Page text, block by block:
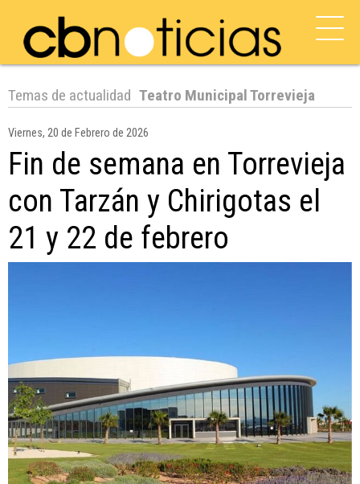
Temas de actualidad Teatro Municipal Torrevieja
Viernes, 20 de Febrero de 2026
Fin de semana en Torrevieja
con Tarzán y Chirigotas el
21 y 22 de febrero